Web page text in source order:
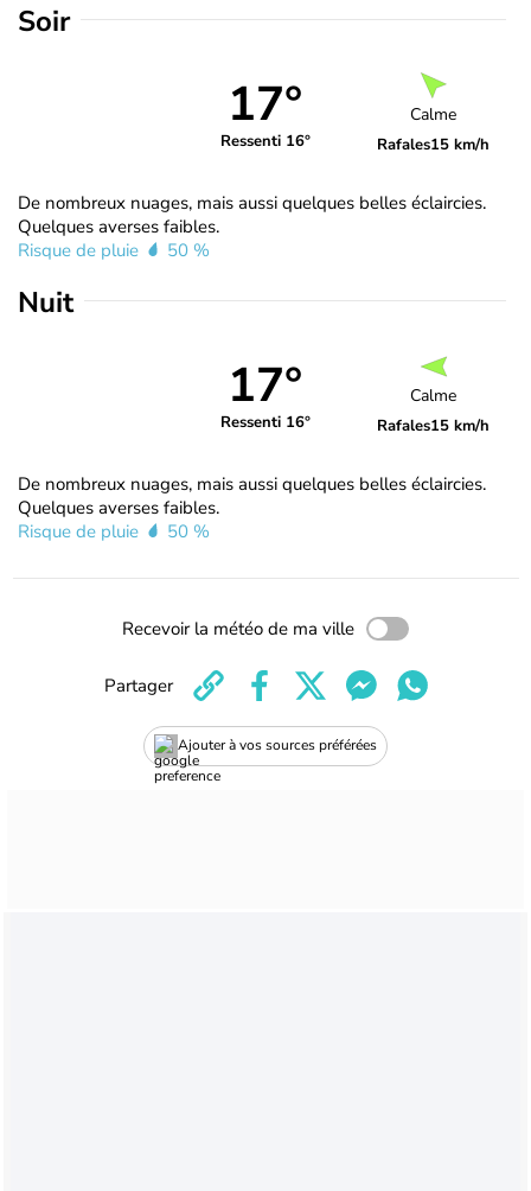
Soir
17°
Ressenti 16°
Calme
Rafales15 km/h
De nombreux nuages, mais aussi quelques belles éclaircies.
Quelques averses faibles.
Risque de pluie
50 %
Nuit
17°
Ressenti 16°
Calme
Rafales15 km/h
De nombreux nuages, mais aussi quelques belles éclaircies.
Quelques averses faibles.
Risque de pluie
50 %
Recevoir la météo de ma ville
Ajouter à vos sources préférées
Partager